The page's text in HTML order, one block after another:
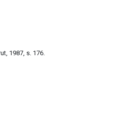
1987, s. 176.